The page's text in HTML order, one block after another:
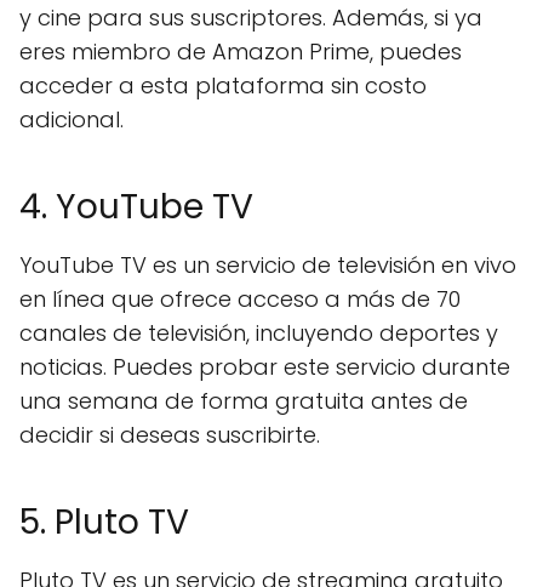
y cine para sus suscriptores. Además, si ya
eres miembro de Amazon Prime, puedes
acceder a esta plataforma sin costo
adicional.
4. YouTube TV
YouTube TV es un servicio de televisión en vivo
en línea que ofrece acceso a más de 70
canales de televisión, incluyendo deportes y
noticias. Puedes probar este servicio durante
una semana de forma gratuita antes de
decidir si deseas suscribirte.
5. Pluto TV
Pluto TV es un servicio de streaming gratuito